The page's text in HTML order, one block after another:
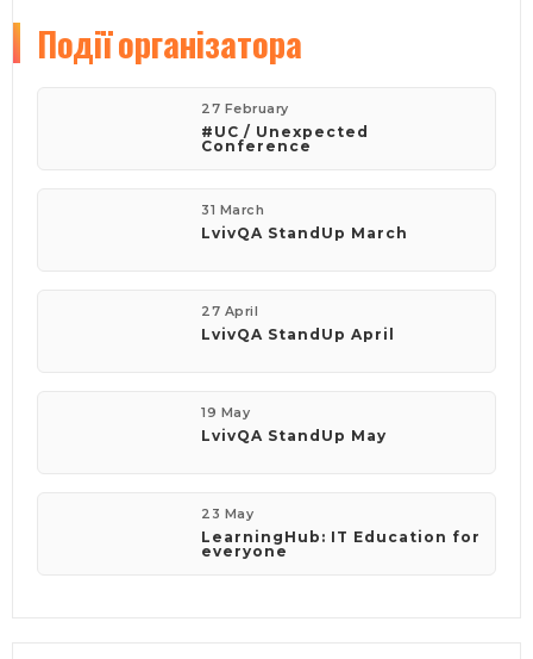
Подіїорганізатора
27 February
#UC / Unexpected
Conference
31 March
LvivQA StandUp March
27 April
LvivQA StandUp April
19 May
LvivQA StandUp May
23 May
LearningHub: IT Education for
everyone